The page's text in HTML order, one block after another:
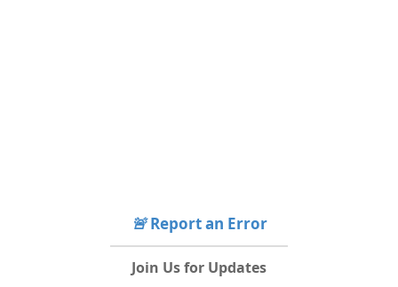
🚨Report an Error
Join Us for Updates